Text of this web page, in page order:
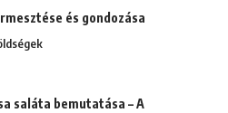
és gondozása
saláta bemutatása – A